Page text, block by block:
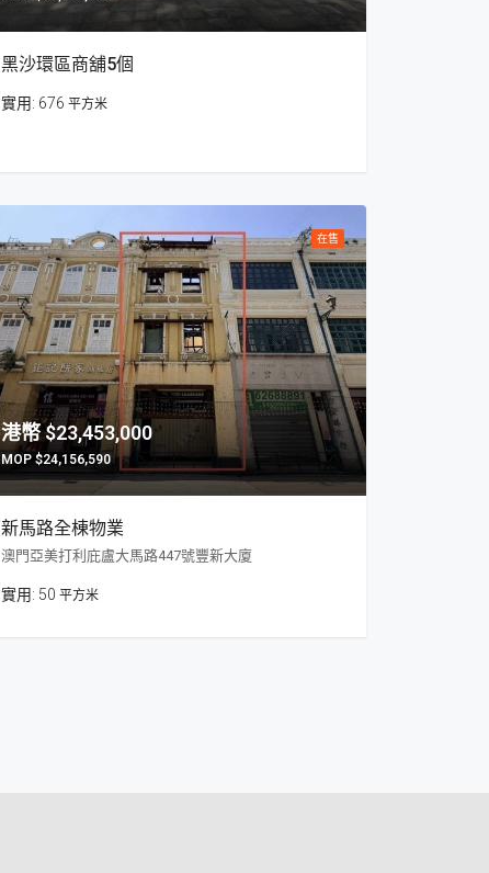
黑沙環區商舖5個
676 平方米
在售
$23,453,000
$24,156,590
新馬路全棟物業
澳門亞美打利庇盧大馬路447號豐新大廈
50 平方米